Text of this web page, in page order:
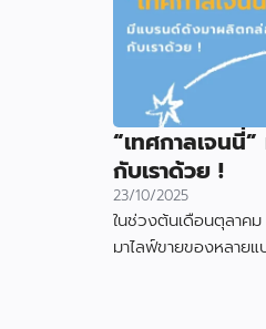
“เทศกาลเจน
กับเราด้วย !
23/10/2025
ในช่วงต้นเดือนตุลาค
มาไลฟ์ขายของหลาย